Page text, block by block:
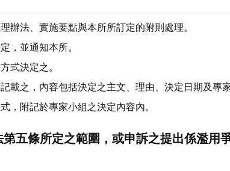
辦法、實施要點與本所所訂定的附則處理。
，並通知本所。
式決定之。
載之，內容包括決定之主文、理由、決定日期及專
，附記於專家小組之決定內容內。
五條所定之範圍，或申訴之提出係濫用